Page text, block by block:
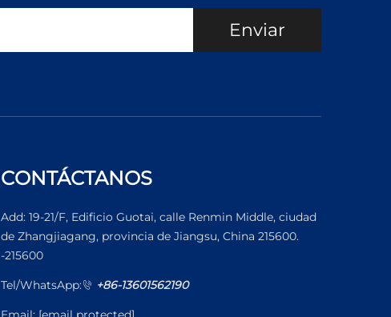
Enviar
CONTÁCTANOS
Add: 19-21/F, Edificio Guotai, calle Renmin Middle, ciudad
de Zhangjiagang, provincia de Jiangsu, China 215600.
-215600
Tel/WhatsApp: +86-13601562190